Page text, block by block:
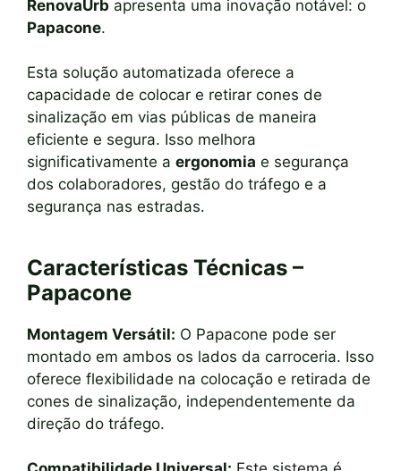
RenovaUrb apresenta uma inovação notável: o
Papacone.
Esta solução automatizada oferece a
capacidade de colocar e retirar cones de
sinalização em vias públicas de maneira
eficiente e segura. Isso melhora
significativamente a ergonomia e segurança
dos colaboradores, gestão do tráfego e a
segurança nas estradas.
Características Técnicas –
Papacone
Montagem Versátil: O Papacone pode ser
montado em ambos os lados da carroceria. Isso
oferece flexibilidade na colocação e retirada de
cones de sinalização, independentemente da
direção do tráfego.